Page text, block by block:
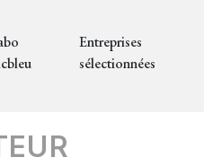
Entreprises
sélectionnées